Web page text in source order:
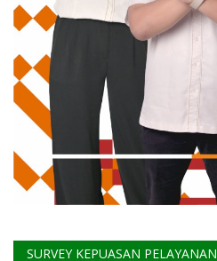
SURVEY KEPUASAN PELAYANAN